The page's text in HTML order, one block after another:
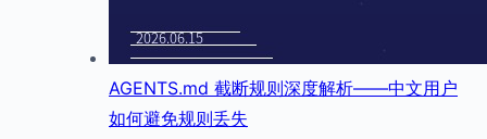
AGENTS.md 截断规则深度解析——中文用户
如何避免规则丢失